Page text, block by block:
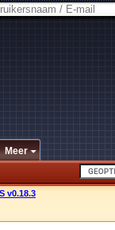
Meer
v0.18.3